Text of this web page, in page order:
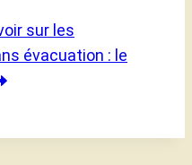
sur les
évacuation : le